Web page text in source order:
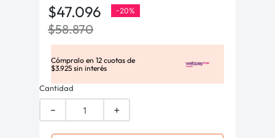
$47.096 -20%
$58.870
Cómpralo en 12 cuotas de
$3.925 sin interés
Cantidad
＋
－